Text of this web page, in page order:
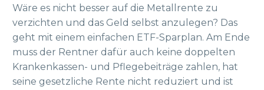
Wäre es nicht besser auf die Metallrente zu
verzichten und das Geld selbst anzulegen? Das
geht mit einem einfachen ETF-Sparplan. Am Ende
muss der Rentner dafür auch keine doppelten
Krankenkassen- und Pflegebeiträge zahlen, hat
seine gesetzliche Rente nicht reduziert und ist